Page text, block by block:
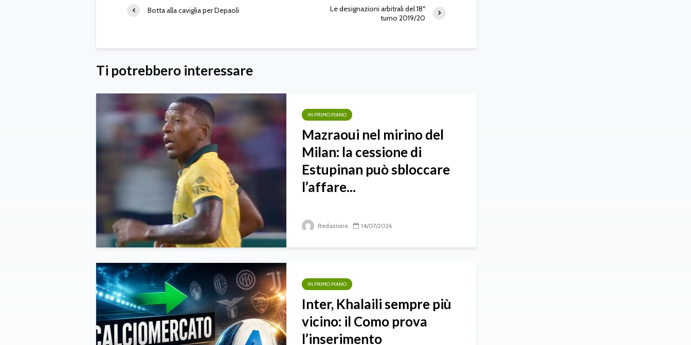
Botta alla caviglia per Depaoli
Le designazioni arbitrali del 18º
turno 2019/20
Ti potrebbero interessare
IN PRIMO PIANO
Mazraoui nel mirino del
Milan: la cessione di
Estupinan può sbloccare
l’affare...
Redazione 14/07/2026
IN PRIMO PIANO
Inter, Khalaili sempre più
vicino: il Como prova
l’inserimento